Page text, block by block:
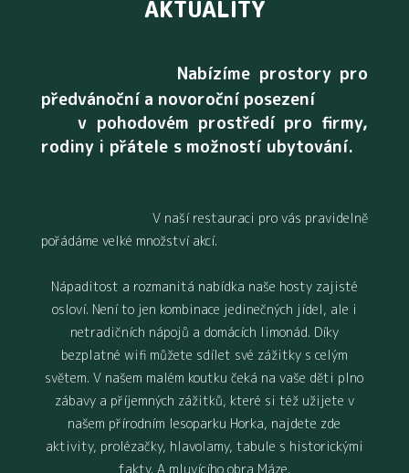
AKTUALITY
Nabízíme prostory pro
předvánoční a novoroční posezení
v pohodovém prostředí pro firmy,
rodiny i přátele s možností ubytování.
V naší restauraci pro vás pravidelně
pořádáme velké množství akcí.
Nápaditost a rozmanitá nabídka naše hosty zajisté
osloví. Není to jen kombinace jedinečných jídel, ale i
netradičních nápojů a domácích limonád. Díky
bezplatné wifi můžete sdílet své zážitky s celým
světem. V našem malém koutku čeká na vaše děti plno
zábavy a příjemných zážitků, které si též užijete v
našem přírodním lesoparku Horka, najdete zde
aktivity, prolézačky, hlavolamy, tabule s historickými
fakty. A mluvícího obra Máze.